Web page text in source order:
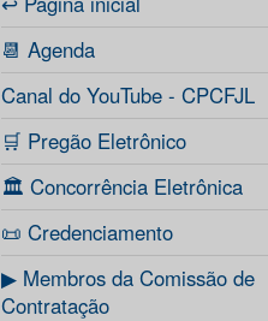
📆 Agenda
Canal do YouTube - CPCFJL
🛒 Pregão Eletrônico
🏛️ Concorrência Eletrônica
📜 Credenciamento
▶ Membros da Comissão de
Contratação